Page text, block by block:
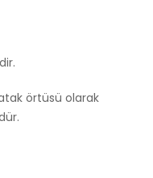
örtüsü olarak